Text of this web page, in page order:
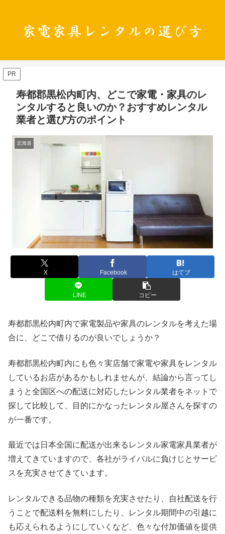
PR
寿都郡黒松内町内、どこで家電・家具のレ
ンタルすると良いのか？おすすめレンタル
業者と選び方のポイント
北海道
X Facebook はてブ
LINE コピー
寿都郡黒松内町内で家電製品や家具のレンタルを考えた場
合に、どこで借りるのが良いでしょうか？
寿都郡黒松内町内にも色々実店舗で家電や家具をレンタル
しているお店があるかもしれませんが、結論から言ってし
まうと全国区への配送に対応したレンタル業者をネットで
探して比較して、目的にかなったレンタル屋さんを探すの
が一番です。
最近では日本全国に配送が出来るレンタル家電家具業者が
増えてきていますので、各社がライバルに負けじとサービ
スを充実させてきています。
レンタルできる品物の種類を充実させたり、自社配送を行
うことで配送料を無料にしたり、レンタル期間中の引越に
も応えられるようにしていくなど、色々な付加価値を提供